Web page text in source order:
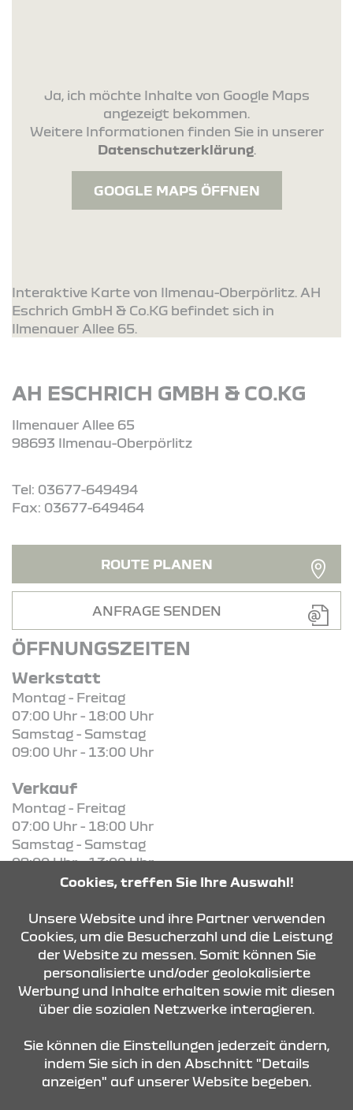
Ja, ich möchte Inhalte von Google Maps
angezeigt bekommen.
Weitere Informationen finden Sie in unserer
Datenschutzerklärung.
GOOGLE MAPS ÖFFNEN
Interaktive Karte von Ilmenau-Oberpörlitz. AH
Eschrich GmbH & Co.KG befindet sich in
Ilmenauer Allee 65.
AH ESCHRICH GMBH & CO.KG
Ilmenauer Allee 65
98693 Ilmenau-Oberpörlitz
Tel: 03677-649494
Fax: 03677-649464
ROUTE PLANEN
ANFRAGE SENDEN
ÖFFNUNGSZEITEN
Werkstatt
Montag - Freitag
07:00 Uhr - 18:00 Uhr
Samstag - Samstag
09:00 Uhr - 13:00 Uhr
Verkauf
Montag - Freitag
07:00 Uhr - 18:00 Uhr
Samstag - Samstag
09:00 Uhr - 13:00 Uhr
KONTAKT & ANFAHRT
ÖFFNUNGSZEITEN
STANDORTE
Cookies, treffen Sie Ihre Auswahl!
Unsere Website und ihre Partner verwenden
Cookies, um die Besucherzahl und die Leistung
der Website zu messen. Somit können Sie
personalisierte und/oder geolokalisierte
Werbung und Inhalte erhalten sowie mit diesen
über die sozialen Netzwerke interagieren.
Sie können die Einstellungen jederzeit ändern,
indem Sie sich in den Abschnitt "Details
anzeigen" auf unserer Website begeben.